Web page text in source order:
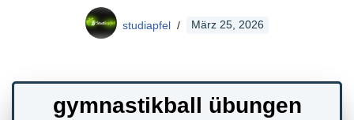
studiapfel März 25, 2026
gymnastikball übungen